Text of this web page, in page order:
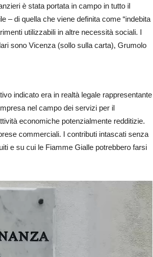
è stata portata in campo in tutto il
– di quella che viene definita come “indebita
utilizzabili in altre necessità sociali. I
sono Vicenza (sollo sulla carta), Grumolo
indicato era in realtà legale rappresentante
nel campo dei servizi per il
economiche potenzialmente redditizie.
commerciali. I contributi intascati senza
e su cui le Fiamme Gialle potrebbero farsi